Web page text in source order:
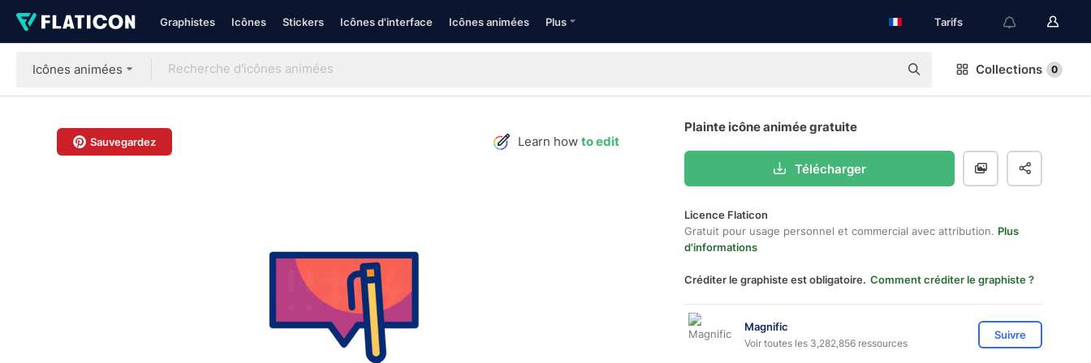
Graphistes Icônes Stickers Icônes d'interface Icônes animées Plus Tarifs
Icônes animées Collections 0
Sauvegardez Learn how to edit
Plainte icône animée gratuite
Télécharger
Licence Flaticon
Gratuit pour usage personnel et commercial avec attribution. Plus
d'informations
Créditer le graphiste est obligatoire. Comment créditer le graphiste ?
Magnific
Voir toutes les 3,282,856 ressources
Suivre